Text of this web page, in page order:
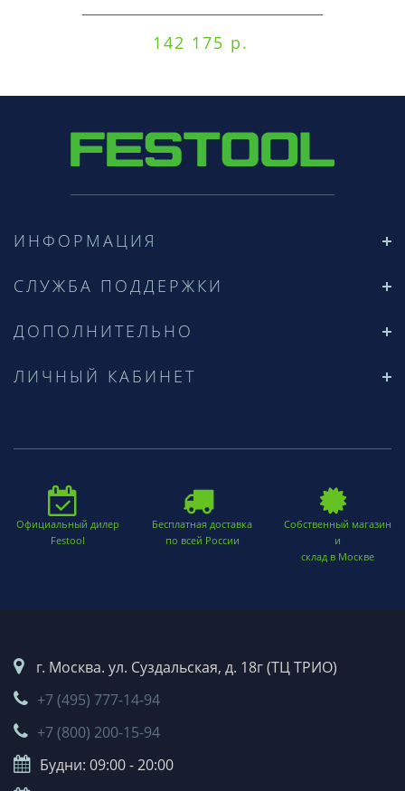
142 175 р.
ИНФОРМАЦИЯ
СЛУЖБА ПОДДЕРЖКИ
ДОПОЛНИТЕЛЬНО
ЛИЧНЫЙ КАБИНЕТ
Официальный дилер
Festool
Бесплатная доставка
по всей России
Собственный магазин
и
склад в Москве
г. Москва. ул. Суздальская, д. 18г (ТЦ ТРИО)
+7 (495) 777-14-94
+7 (800) 200-15-94
Будни: 09:00 - 20:00